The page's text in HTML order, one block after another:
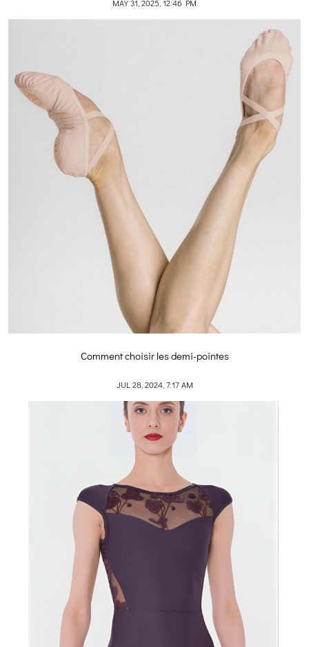
MAY 31, 2025, 12:46 PM
Comment choisir les demi-pointes
JUL 28, 2024, 7:17 AM